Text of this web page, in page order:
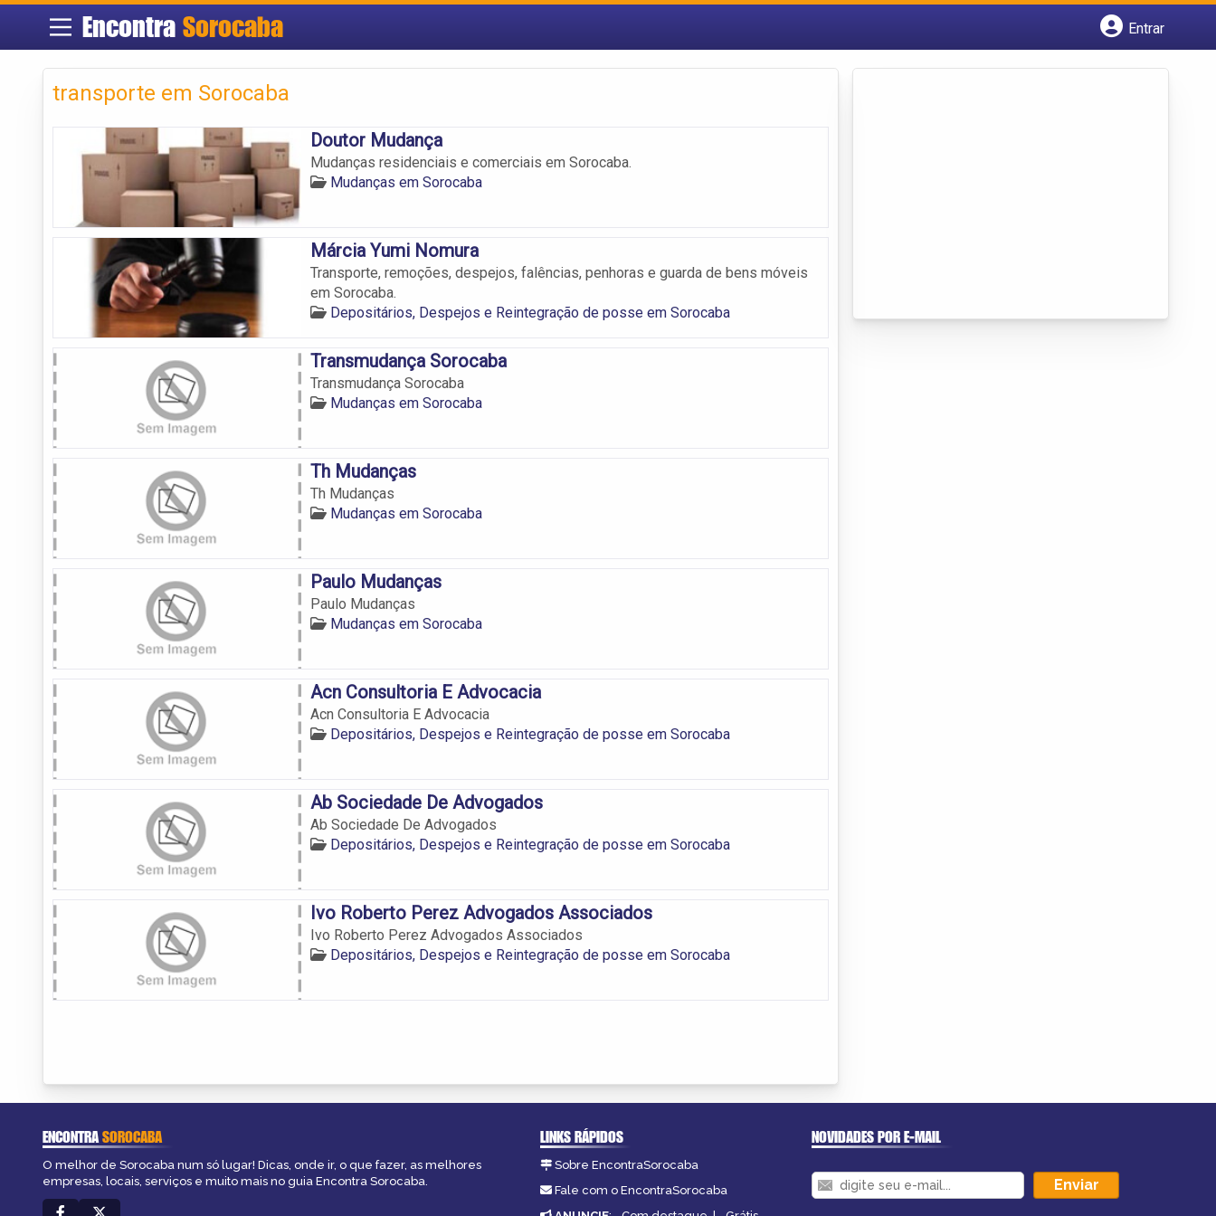
Encontra Sorocaba
Entrar
transporte em Sorocaba
Doutor Mudança
Mudanças residenciais e comerciais em Sorocaba.
Mudanças em Sorocaba
Márcia Yumi Nomura
Transporte, remoções, despejos, falências, penhoras e guarda de bens móveis
em Sorocaba.
Depositários, Despejos e Reintegração de posse em Sorocaba
Transmudança Sorocaba
Transmudança Sorocaba
Mudanças em Sorocaba
Th Mudanças
Th Mudanças
Mudanças em Sorocaba
Paulo Mudanças
Paulo Mudanças
Mudanças em Sorocaba
Acn Consultoria E Advocacia
Acn Consultoria E Advocacia
Depositários, Despejos e Reintegração de posse em Sorocaba
Ab Sociedade De Advogados
Ab Sociedade De Advogados
Depositários, Despejos e Reintegração de posse em Sorocaba
Ivo Roberto Perez Advogados Associados
Ivo Roberto Perez Advogados Associados
Depositários, Despejos e Reintegração de posse em Sorocaba
ENCONTRASOROCABA
O melhor de Sorocaba num só lugar! Dicas, onde ir, o que fazer, as melhores
empresas, locais, serviços e muito mais no guia Encontra Sorocaba.
LINKS RÁPIDOS
Sobre EncontraSorocaba
Fale com o EncontraSorocaba
NOVIDADES POR E-MAIL